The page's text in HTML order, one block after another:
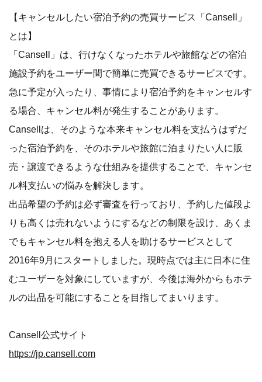
【キャンセルしたい宿泊予約の売買サービス「Cansell」
とは】
「Cansell」は、⾏けなくなったホテルや旅館などの宿泊
施設予約をユーザー間で簡単に売買できるサービスです。
急に予定が⼊ったり、事情により宿泊予約をキャンセルす
る場合、キャンセル料が発⽣することがあります。
Cansellは、そのような本来キャンセル料を⽀払うはずだ
った宿泊予約を、そのホテルや旅館に泊まりたい⼈に販
売・譲渡できるような仕組みを提供することで、キャンセ
ル料⽀払いの悩みを解決します。
出品希望の予約は必ず審査を行っており、予約した値段よ
りも高くは売れないようにするなどの制限を設け、あくま
でもキャンセル料を抱える人を助けるサービスとして
2016年9月にスタートしました。現時点では主に日本に住
むユーザーを対象にしていますが、今後は海外からもホテ
ルの出品を可能にすることを目指してまいります。
Cansell公式サイト
https://jp.cansell.com